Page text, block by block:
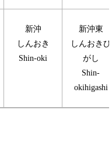
新沖
しんおき
Shin-oki
新沖東
しんおきひ
がし
Shin-
okihigashi